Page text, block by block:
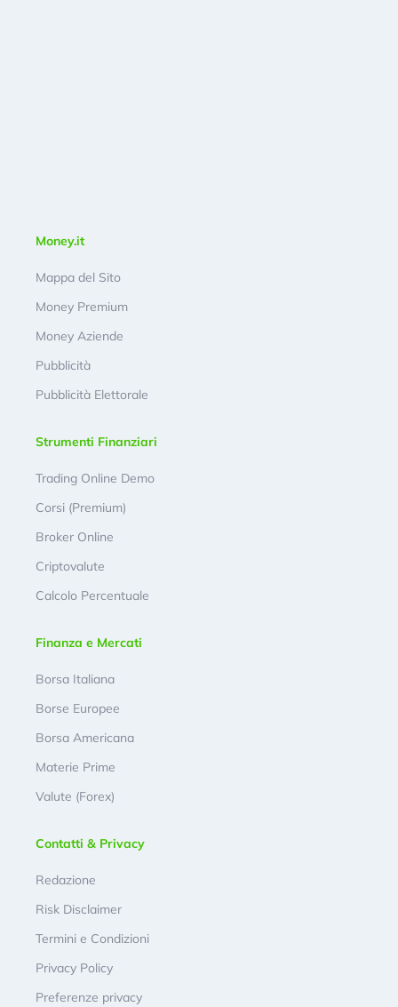
Money.it
Mappa del Sito
Money Premium
Money Aziende
Pubblicità
Pubblicità Elettorale
Strumenti Finanziari
Trading Online Demo
Corsi (Premium)
Broker Online
Criptovalute
Calcolo Percentuale
Finanza e Mercati
Borsa Italiana
Borse Europee
Borsa Americana
Materie Prime
Valute (Forex)
Contatti & Privacy
Redazione
Risk Disclaimer
Termini e Condizioni
Privacy Policy
Preferenze privacy